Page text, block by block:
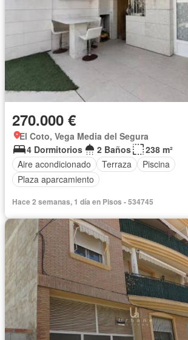
270.000 €
El Coto, Vega Media del Segura
4 Dormitorios
2 Baños
238 m²
Aire acondicionado
Terraza
Piscina
Plaza aparcamiento
Hace 2 semanas, 1 día en Pisos - 534745